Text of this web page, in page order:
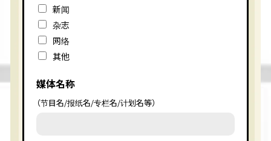
新闻
杂志
网络
其他
媒体名称
（节目名/报纸名/专栏名/计划名等）